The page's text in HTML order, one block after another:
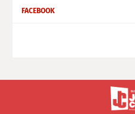
FACEBOOK